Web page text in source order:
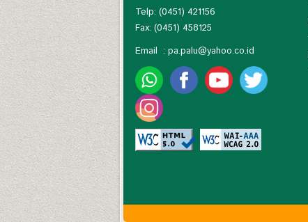
Telp: (0451) 421156
Fax: (0451) 458125
Email : pa.palu@yahoo.co.id